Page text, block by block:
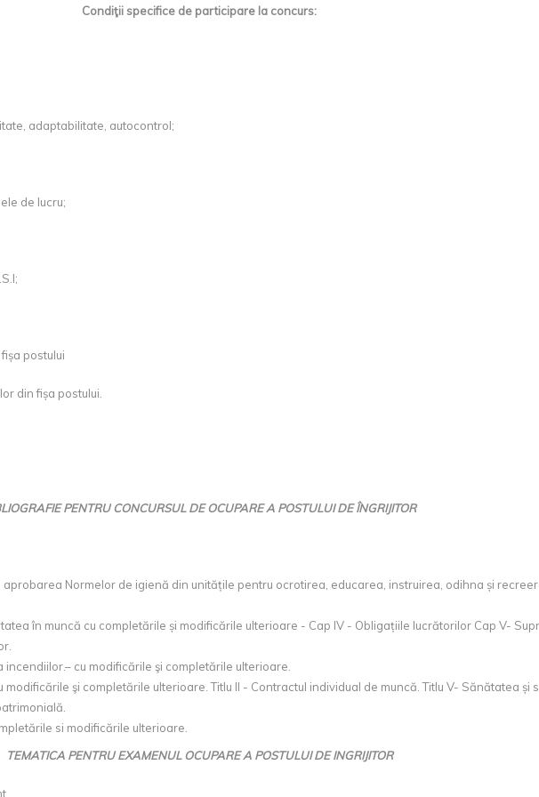
Condiţii specifice de participare la concurs:
adaptabilitate, autocontrol;
de lucru;
postului
din fișa postului.
PENTRU CONCURSUL DE OCUPARE A POSTULUI DE ÎNGRIJITOR
Normelor de igienă din unitățile pentru ocrotirea, educarea, instruirea, odihna și
în muncă cu completările și modificările ulterioare - Cap IV - Obligațiile lucrătorilor Cap V-
cu modificările şi completările ulterioare.
şi completările ulterioare. Titlu II - Contractul individual de muncă. Titlu V- Sănătatea și
si modificările ulterioare.
TEMATICA PENTRU EXAMENUL OCUPARE A POSTULUI DE INGRIJITOR